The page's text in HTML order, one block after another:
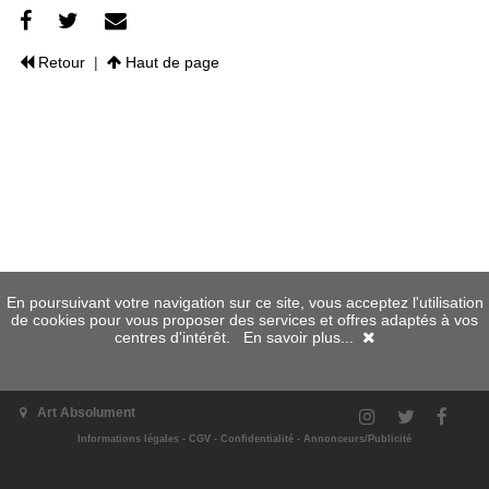
Retour| Haut de page
Art Absolument
Informations légales - CGV - Confidentialité - Annonceurs/Publicité
En poursuivant votre navigation sur ce site, vous acceptez l'utilisation
de cookies pour vous proposer des services et offres adaptés à vos
centres d'intérêt. En savoir plus...